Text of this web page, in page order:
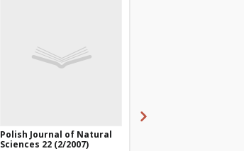
Polish Journal of Natural
Sciences 22 (2/2007)